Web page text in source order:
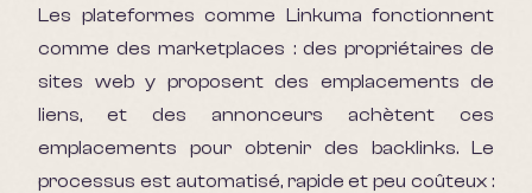
Les plateformes comme Linkuma fonctionnent
comme des marketplaces : des propriétaires de
sites web y proposent des emplacements de
liens, et des annonceurs achètent ces
emplacements pour obtenir des backlinks. Le
processus est automatisé, rapide et peu coûteux :